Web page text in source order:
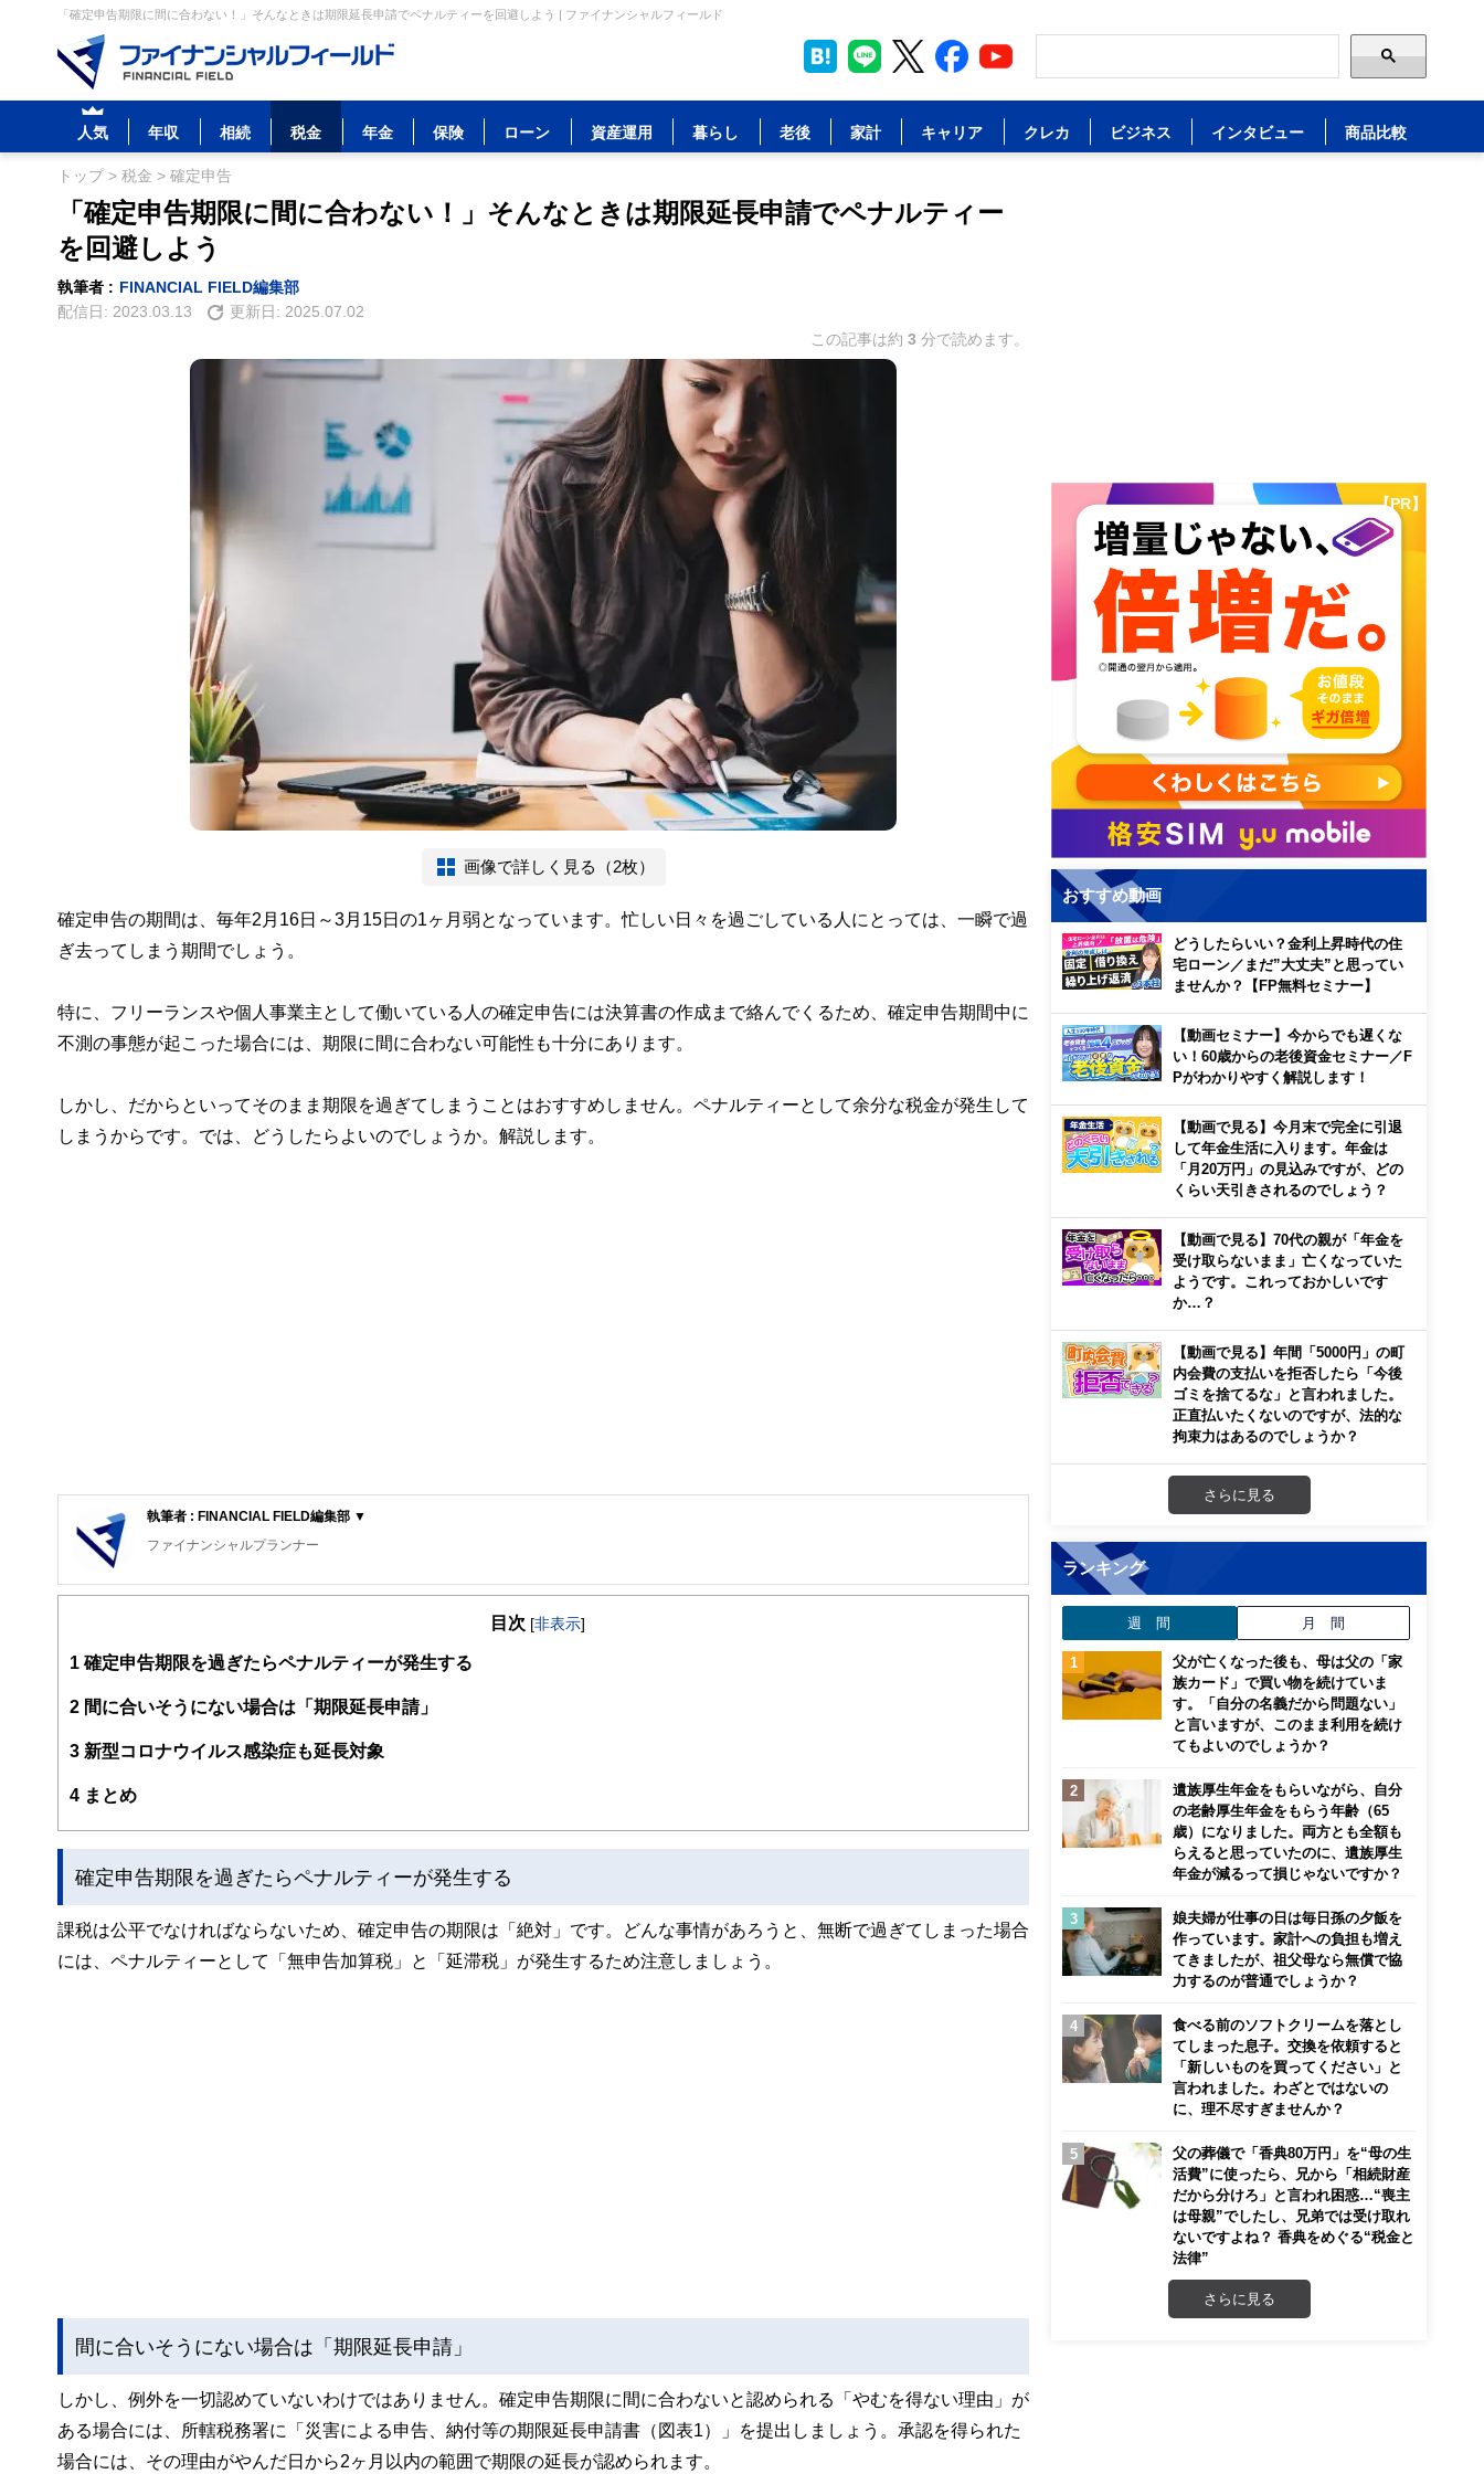
「確定申告期限に間に合わない！」そんなときは期限延長申請でペナルティーを回避しよう | ファイナンシャルフィールド
人気 年収 相続 税金 年金 保険 ローン 資産運用 暮らし 老後 家計 キャリア クレカ ビジネス インタビュー 商品比較
トップ> 税金 > 確定申告
「確定申告期限に間に合わない！」そんなときは期限延長申請でペナルティー
を回避しよう
執筆者 : FINANCIAL FIELD編集部
配信日: 2023.03.13 更新日: 2025.07.02
この記事は約 3 分で読めます。
画像で詳しく見る（2枚）
確定申告の期間は、毎年2月16日～3月15日の1ヶ月弱となっています。忙しい日々を過ごしている人にとっては、一瞬で過
ぎ去ってしまう期間でしょう。
特に、フリーランスや個人事業主として働いている人の確定申告には決算書の作成まで絡んでくるため、確定申告期間中に
不測の事態が起こった場合には、期限に間に合わない可能性も十分にあります。
しかし、だからといってそのまま期限を過ぎてしまうことはおすすめしません。ペナルティーとして余分な税金が発生して
しまうからです。では、どうしたらよいのでしょうか。解説します。
執筆者 : FINANCIAL FIELD編集部 ▼
ファイナンシャルプランナー
FinancialField編集部は、金融、経済に関する記事を、日々の暮らしにどのような影響を与えるかという視点で、お金の知識がない方でも理解でき
案から記事掲載まですべての工程に関わることで、読者目線のコンテンツを追求しています。
FinancialFieldの特徴は、ファイナンシャルプランナー、弁護士、税理士、宅地建物取引士、相続診断士、住宅ローンアドバイザー、DCプランナ
ー、公認会計士、社会保険労務士、行政書士、投資アナリスト、キャリアコンサルタントなど150名以上の有資格者を執筆者・監修者として迎
私たちは、快適でより良い生活のアイデアを提供するお金のコンシェルジュを目指します。
目次 [非表示]
1 確定申告期限を過ぎたらペナルティーが発生する
2 間に合いそうにない場合は「期限延長申請」
3 新型コロナウイルス感染症も延長対象
4 まとめ
確定申告期限を過ぎたらペナルティーが発生する
課税は公平でなければならないため、確定申告の期限は「絶対」です。どんな事情があろうと、無断で過ぎてしまった場合
には、ペナルティーとして「無申告加算税」と「延滞税」が発生するため注意しましょう。
間に合いそうにない場合は「期限延長申請」
しかし、例外を一切認めていないわけではありません。確定申告期限に間に合わないと認められる「やむを得ない理由」が
ある場合には、所轄税務署に「災害による申告、納付等の期限延長申請書（図表1）」を提出しましょう。承認を得られた
場合には、その理由がやんだ日から2ヶ月以内の範囲で期限の延長が認められます。
【PR】
おすすめ動画
どうしたらいい？金利上昇時代の住
宅ローン／まだ”大丈夫”と思ってい
ませんか？【FP無料セミナー】
【動画セミナー】今からでも遅くな
い！60歳からの老後資金セミナー／F
Pがわかりやすく解説します！
【動画で見る】今月末で完全に引退
して年金生活に入ります。年金は
「月20万円」の見込みですが、どの
くらい天引きされるのでしょう？
【動画で見る】70代の親が「年金を
受け取らないまま」亡くなっていた
ようです。これっておかしいです
か…？
【動画で見る】年間「5000円」の町
内会費の支払いを拒否したら「今後
ゴミを捨てるな」と言われました。
正直払いたくないのですが、法的な
拘束力はあるのでしょうか？
さらに見る
ランキング
週 間 月 間
父が亡くなった後も、母は父の「家
族カード」で買い物を続けていま
す。「自分の名義だから問題ない」
と言いますが、このまま利用を続け
てもよいのでしょうか？
遺族厚生年金をもらいながら、自分
の老齢厚生年金をもらう年齢（65
歳）になりました。両方とも全額も
らえると思っていたのに、遺族厚生
年金が減るって損じゃないですか？
娘夫婦が仕事の日は毎日孫の夕飯を
作っています。家計への負担も増え
てきましたが、祖父母なら無償で協
力するのが普通でしょうか？
食べる前のソフトクリームを落とし
てしまった息子。交換を依頼すると
「新しいものを買ってください」と
言われました。わざとではないの
に、理不尽すぎませんか？
父の葬儀で「香典80万円」を“母の生
活費”に使ったら、兄から「相続財産
だから分けろ」と言われ困惑…“喪主
は母親”でしたし、兄弟では受け取れ
ないですよね？ 香典をめぐる“税金と
法律”
さらに見る